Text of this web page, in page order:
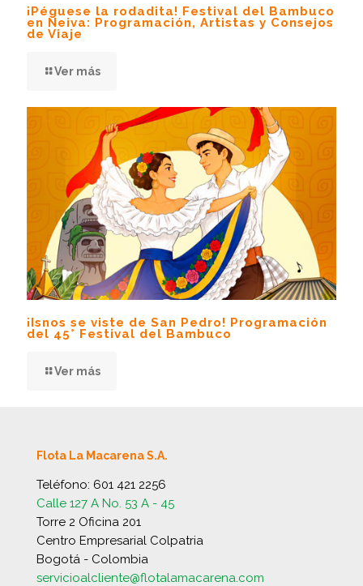
¡Péguese la rodadita! Festival del Bambuco
en Neiva: Programación, Artistas y Consejos
de Viaje
Ver más
¡Isnos se viste de San Pedro! Programación
del 45° Festival del Bambuco
Ver más
Flota La Macarena S.A.
Teléfono: 601 421 2256
Calle 127 A No. 53 A - 45
Torre 2 Oficina 201
Centro Empresarial Colpatria
Bogotá - Colombia
servicioalcliente@flotalamacarena.com